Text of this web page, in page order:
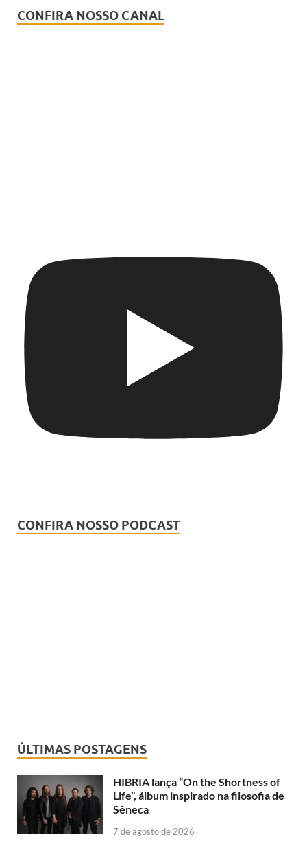
CONFIRA NOSSO CANAL
CONFIRA NOSSO PODCAST
ÚLTIMAS POSTAGENS
HIBRIA lança “On the Shortness of
Life”, álbum inspirado na filosofia de
Sêneca
7 de agosto de 2026